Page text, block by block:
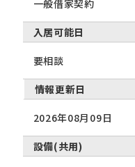
一般借家契約
入居可能日
要相談
情報更新日
2026年08月09日
設備(共用)